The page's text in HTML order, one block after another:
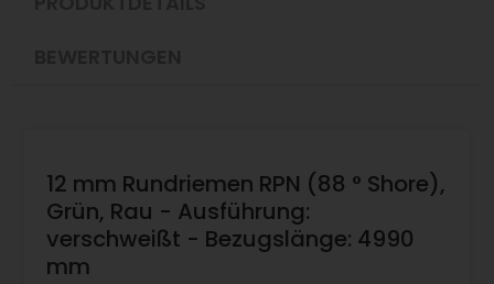
12 mm Rundriemen RPN (88 ° Shore),
Grün, Rau - Ausführung:
verschweißt - Bezugslänge: 4990
mm